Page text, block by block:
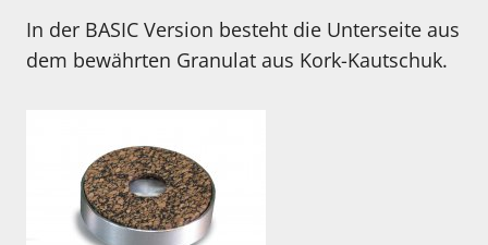
In der BASIC Version besteht die Unterseite aus
dem bewährten Granulat aus Kork-Kautschuk.